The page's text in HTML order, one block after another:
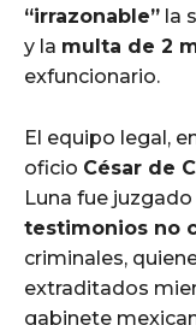
“irrazonable” la
y la multa de 2
exfuncionario.
El equipo legal,
oficio César de
Luna fue
testimonios no
criminales,
extraditados
gabinete